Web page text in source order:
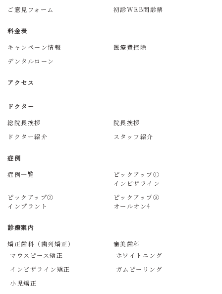
ご意見フォーム
初診WEB問診票
料金表
キャンペーン情報
医療費控除
デンタルローン
アクセス
ドクター
総院長挨拶
院長挨拶
ドクター紹介
スタッフ紹介
症例
症例一覧
ピックアップ①
インビザライン
ピックアップ②
インプラント
ピックアップ③
オールオン4
診療案内
矯正歯科（歯列矯正）
マウスピース矯正
インビザライン矯正
小児矯正
審美歯科
ホワイトニング
ガムピーリング